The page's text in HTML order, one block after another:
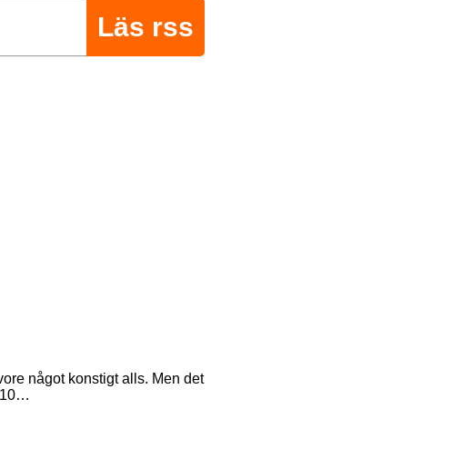
något konstigt alls. Men det
10…